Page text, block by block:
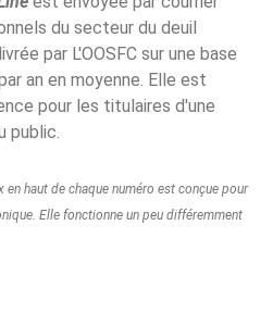
du secteur du deuil
par L'OOSFC sur une base
an en moyenne. Elle est
pour les titulaires d'une
public.
haut de chaque numéro est conçue pour
Elle fonctionne un peu différemment